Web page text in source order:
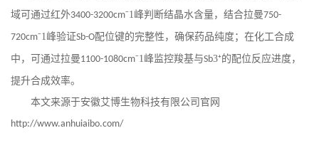
域可通过红外3400-3200cm⁻1峰判断结晶水含量，结合拉曼750-
720cm⁻1峰验证Sb-O配位键的完整性，确保药品纯度；在化工合成
中，可通过拉曼1100-1080cm⁻1峰监控羧基与Sb3⁺的配位反应进度，
提升合成效率。
本文来源于安徽艾博生物科技有限公司官网
http://www.anhuiaibo.com/